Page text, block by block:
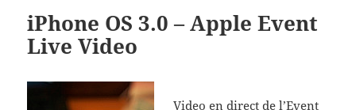
iPhone OS 3.0 – Apple Event
Live Video
Video en direct de l’Event